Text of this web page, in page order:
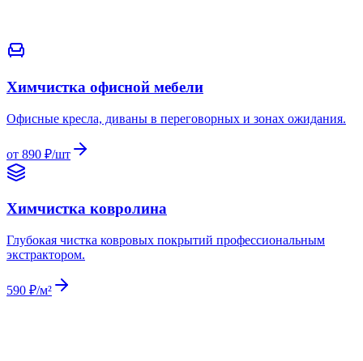
от 890 ₽/шт
590 ₽/м²